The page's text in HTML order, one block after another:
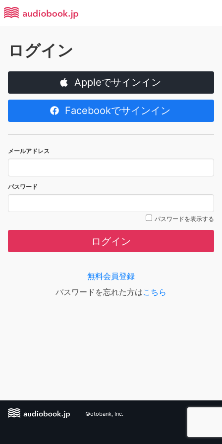
ログイン
Appleでサインイン
Facebookでサインイン
メールアドレス
パスワード
パスワードを表示する
ログイン
無料会員登録
パスワードを忘れた方はこちら
©otobank, Inc.